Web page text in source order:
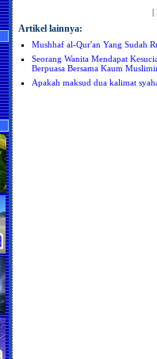
|
Artikel lainnya:
Mushhaf al-Qur'an Yang Sudah
Seorang Wanita Mendapat
Berpuasa Bersama Kaum
Apakah maksud dua kalimat